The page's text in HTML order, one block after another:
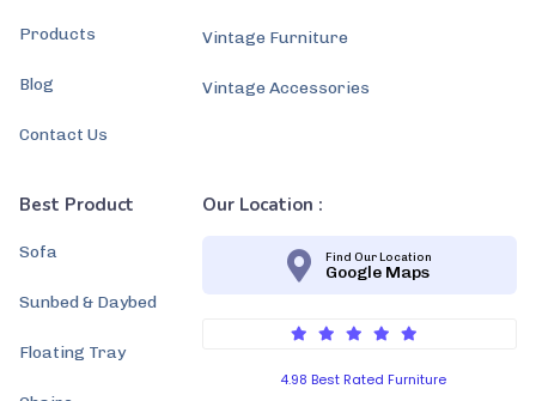
Products
Blog
Contact Us
Vintage Furniture
Vintage Accessories
Best Product
Sofa
Sunbed & Daybed
Floating Tray
Our Location :
Find Our Location
Google Maps
4.98 Best Rated Furniture